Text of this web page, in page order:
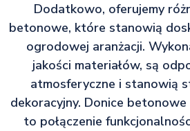
Dodatkowo, oferujemy
betonowe, które stanowią
ogrodowej aranżacji.
jakości materiałów, są
atmosferyczne i stanowią
dekoracyjny. Donice
to połączenie